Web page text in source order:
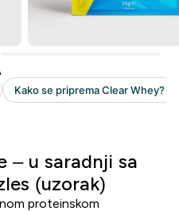
– u saradnji sa
(uzorak)
proteinskom